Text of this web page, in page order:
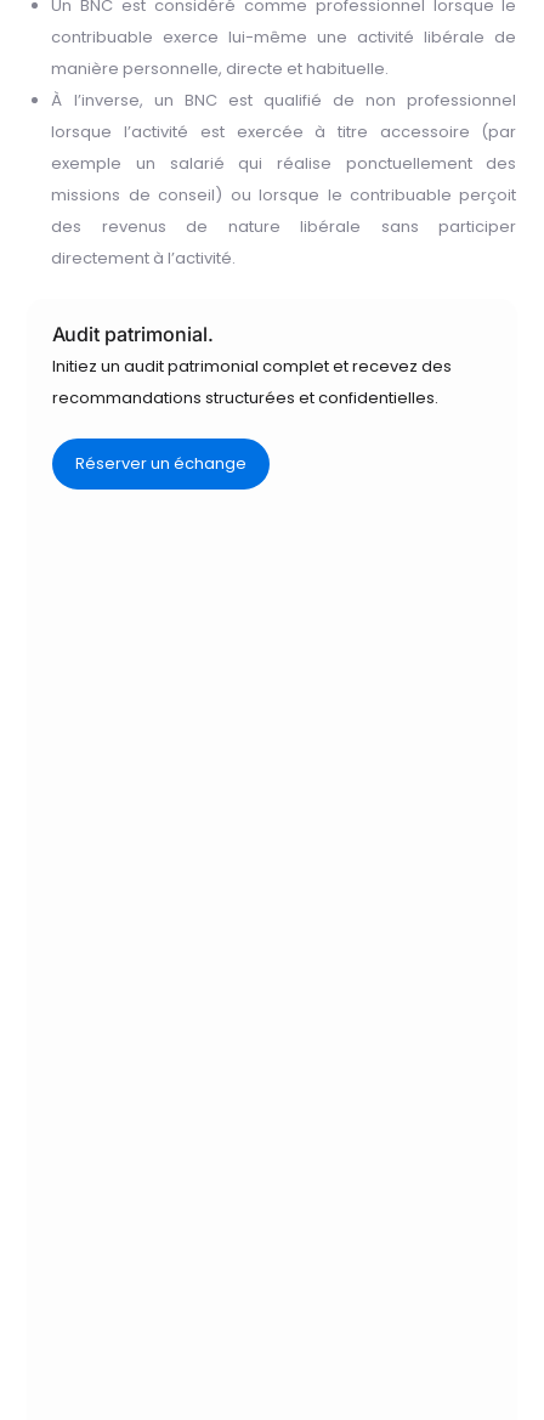
Un BNC est considéré comme professionnel lorsque le
contribuable exerce lui-même une activité libérale de
manière personnelle, directe et habituelle.
À l’inverse, un BNC est qualifié de non professionnel
lorsque l’activité est exercée à titre accessoire (par
exemple un salarié qui réalise ponctuellement des
missions de conseil) ou lorsque le contribuable perçoit
des revenus de nature libérale sans participer
directement à l’activité.
Audit patrimonial.
Initiez un audit patrimonial complet et recevez des
recommandations structurées et confidentielles.
Réserver un échange